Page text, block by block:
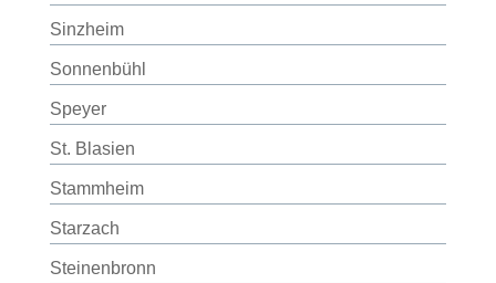
Sinzheim
Sonnenbühl
Speyer
St. Blasien
Stammheim
Starzach
Steinenbronn